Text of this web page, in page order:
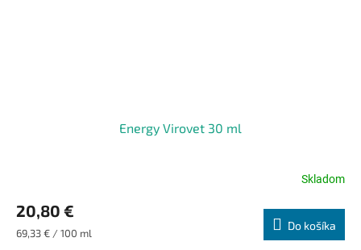
Energy Virovet 30 ml
produktu
je
4,7
Skladom
20,80 €
Jednotková
69,33 € / 100 ml
Do košíka